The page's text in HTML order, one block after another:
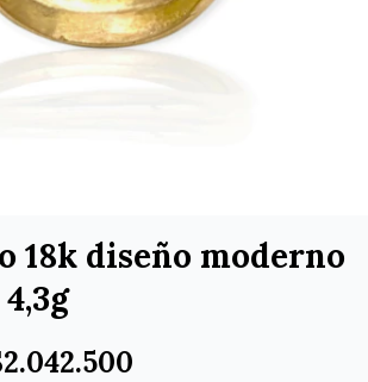
18k diseño moderno